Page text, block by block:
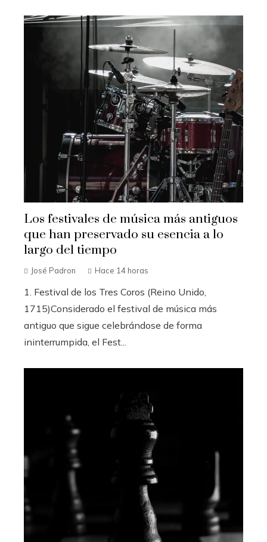
Los festivales de música más antiguos
que han preservado su esencia a lo
largo del tiempo
José Padron Hace 14 horas
1. Festival de los Tres Coros (Reino Unido,
1715)Considerado el festival de música más
antiguo que sigue celebrándose de forma
ininterrumpida, el Fest...